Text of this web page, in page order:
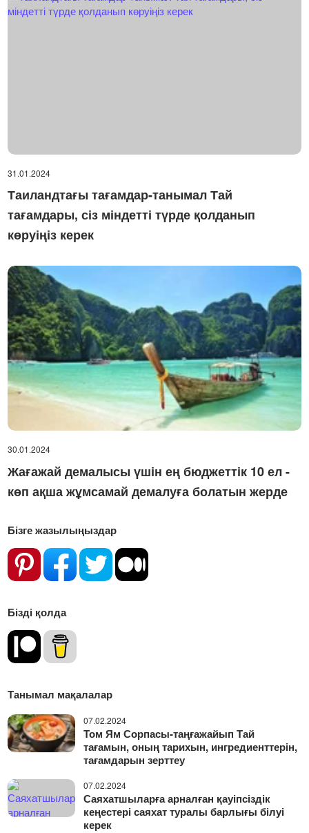
31.01.2024
Таиландтағы тағамдар-танымал Тай
тағамдары, сіз міндетті түрде қолданып
көруіңіз керек
30.01.2024
Жағажай демалысы үшін ең бюджеттік 10 ел -
көп ақша жұмсамай демалуға болатын жерде
Бізге жазылыңыздар
Бізді қолда
Танымал мақалалар
07.02.2024
Том Ям Сорпасы-таңғажайып Тай
тағамын, оның тарихын, ингредиенттерін,
тағамдарын зерттеу
07.02.2024
Саяхатшыларға арналған қауіпсіздік
кеңестері саяхат туралы барлығы білуі
керек